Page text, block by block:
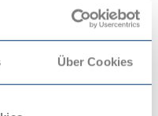
Über Cookies
Urlaub
Berlin